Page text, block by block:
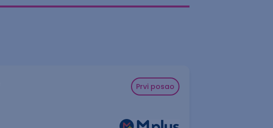
Prvi posao